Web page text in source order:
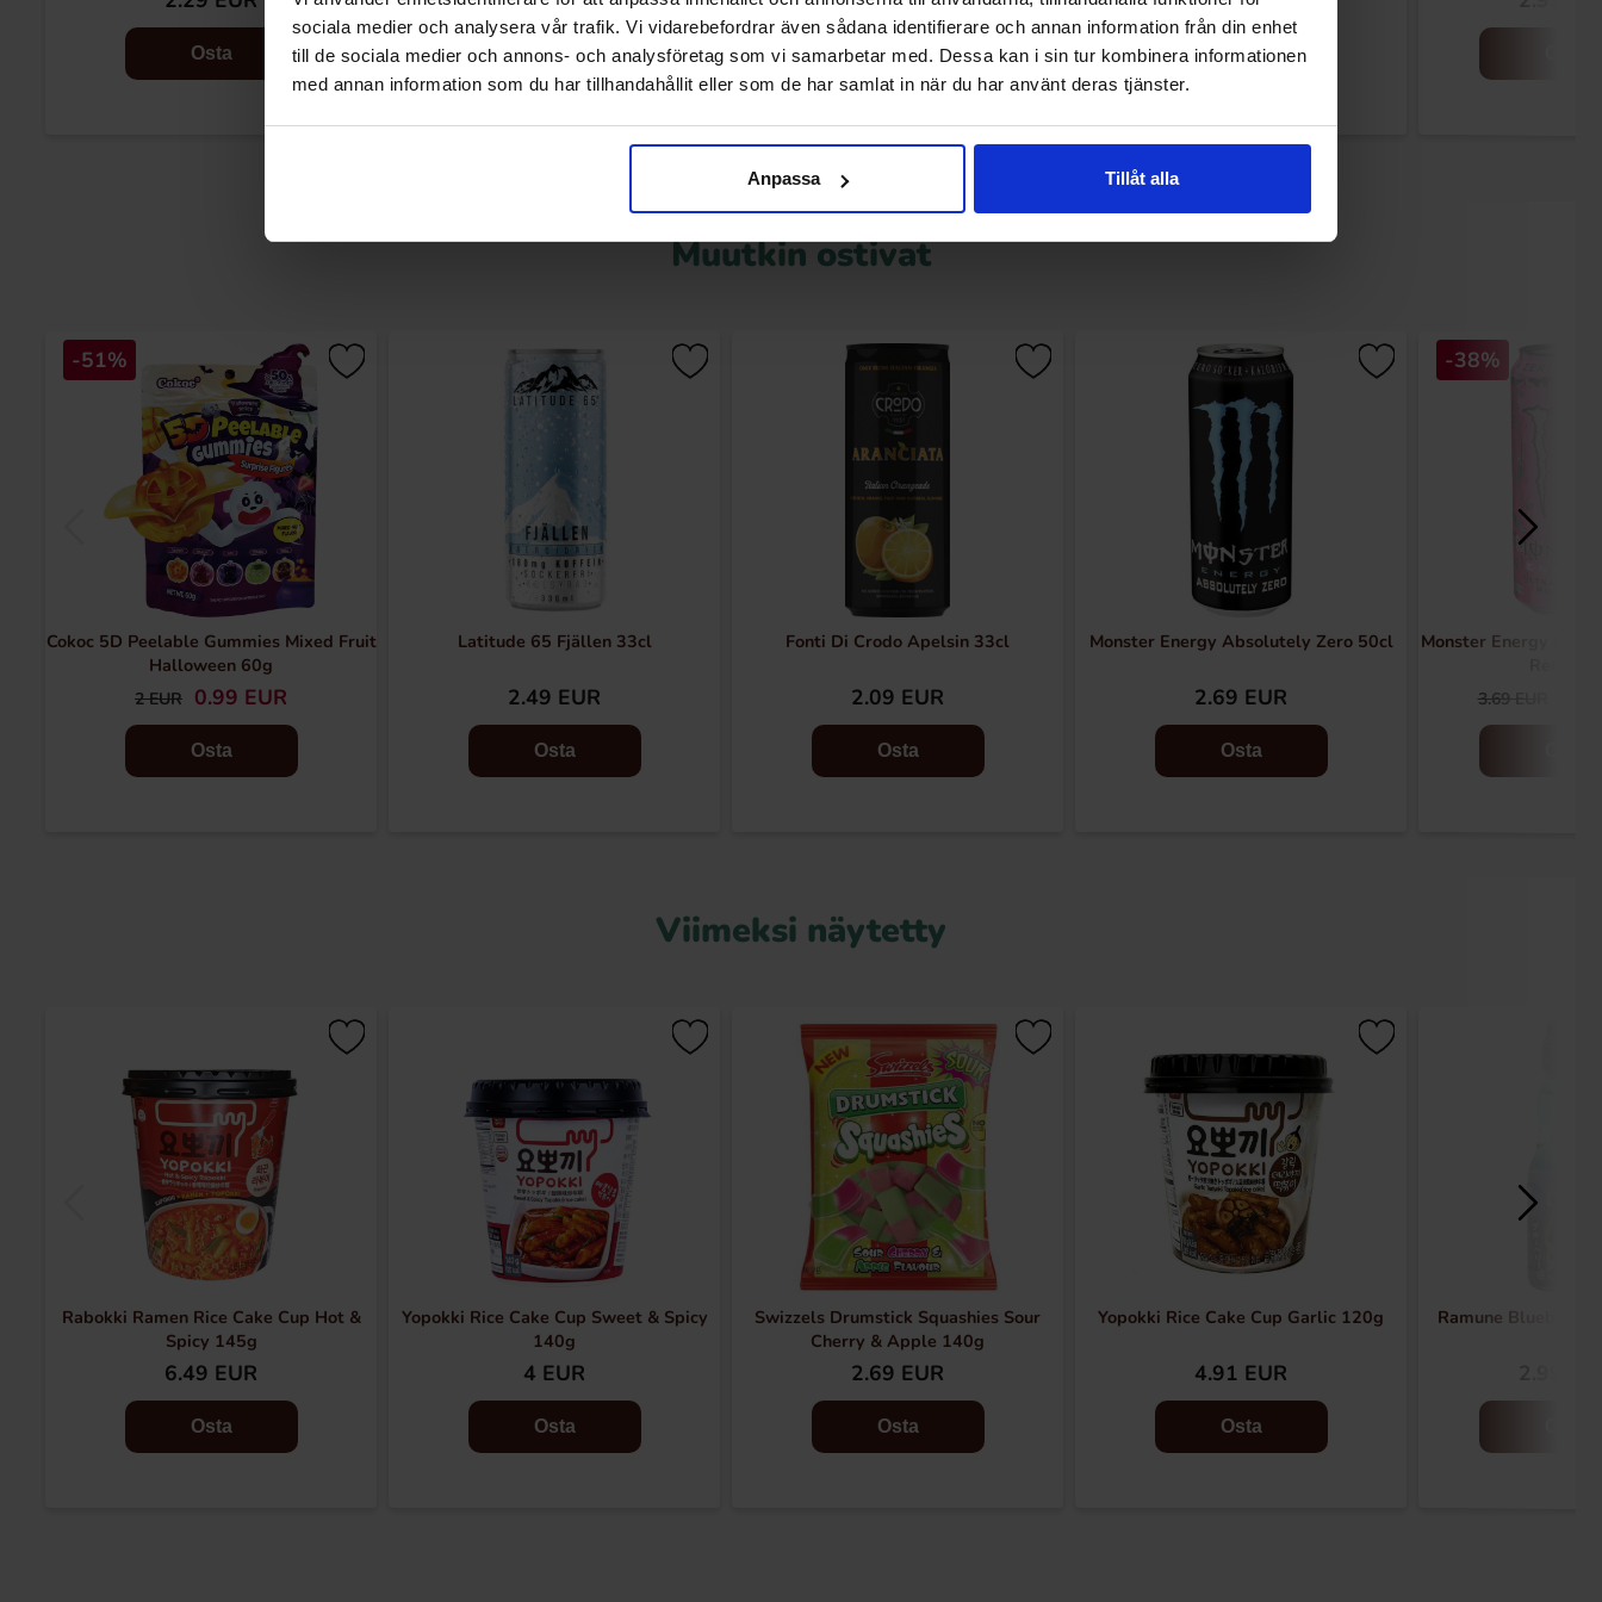
sociala medier och analysera vår trafik. Vi vidarebefordrar även sådana identifierare och annan information från din enhet
till de sociala medier och annons- och analysföretag som vi samarbetar med. Dessa kan i sin tur kombinera informationen
med annan information som du har tillhandahållit eller som de har samlat in när du har använt deras tjänster.
Anpassa Tillåt alla
Osta Osta Osta Osta
Muutkin ostivat
-51%
Cokoc 5D Peelable Gummies Mixed Fruit
Halloween 60g
2 EUR 0.99 EUR
Osta
Latitude 65 Fjällen 33cl
2.49 EUR
Osta
Fonti Di Crodo Apelsin 33cl
2.09 EUR
Osta
Monster Energy Absolutely Zero 50cl
2.69 EUR
Osta
-38%
Monster Energy Ultra
3.69 EUR
Viimeksi näytetty
Rabokki Ramen Rice Cake Cup Hot &
Spicy 145g
6.49 EUR
Osta
Yopokki Rice Cake Cup Sweet & Spicy
140g
4 EUR
Osta
Swizzels Drumstick Squashies Sour
Cherry & Apple 140g
2.69 EUR
Osta
Yopokki Rice Cake Cup Garlic 120g
4.91 EUR
Osta
Ramune Blueberry